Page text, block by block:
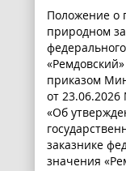
Положение о
природном
приказом
от
«Об
заказнике
значения